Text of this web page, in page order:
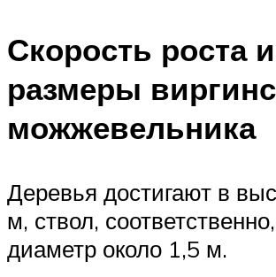
Скорость роста и
размеры
можжевельника
Деревья достигают в
м, ствол,
диаметр около 1,5 м.